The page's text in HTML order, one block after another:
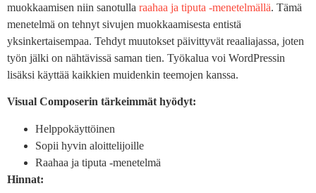
muokkaamisen niin sanotulla raahaa ja tiputa -menetelmällä. Tämä
menetelmä on tehnyt sivujen muokkaamisesta entistä
yksinkertaisempaa. Tehdyt muutokset päivittyvät reaaliajassa, joten
työn jälki on nähtävissä saman tien. Työkalua voi WordPressin
lisäksi käyttää kaikkien muidenkin teemojen kanssa.
Visual Composerin tärkeimmät hyödyt:
Helppokäyttöinen
Sopii hyvin aloittelijoille
Raahaa ja tiputa -menetelmä
Hinnat: